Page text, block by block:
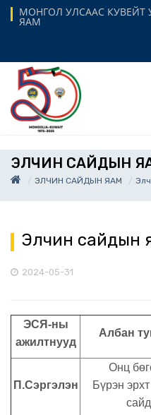
МОНГОЛ УЛСААС КУВЕЙТ
ЯАМ
ЭЛЧИН САЙДЫН
ЭЛЧИН САЙДЫН ЯАМ
Элчин сайдын
2024-05-31
ЭСЯ-ны
ажилтнууд
Албан
П.Сэргэлэн
Онц
Бүрэн
сайд